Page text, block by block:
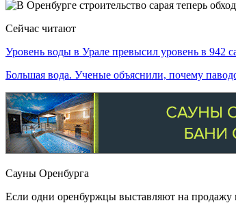
Сейчас читают
Уровень воды в Урале превысил уровень в 942
Большая вода. Ученые объяснили, почему
Сауны Оренбурга
Если одни оренбуржцы выставляют на продажу